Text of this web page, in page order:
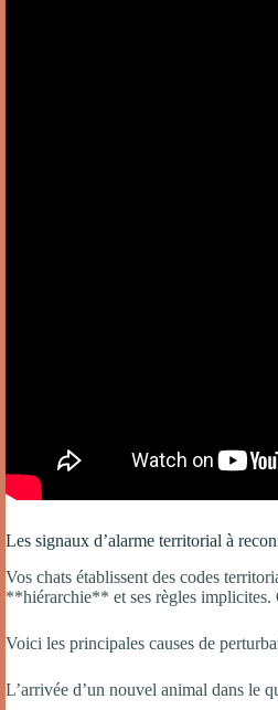
Les signaux d’alarme territorial à
Vos chats établissent des codes
**hiérarchie** et ses règles implicites.
Voici les principales causes de
L’arrivée d’un nouvel animal dans le